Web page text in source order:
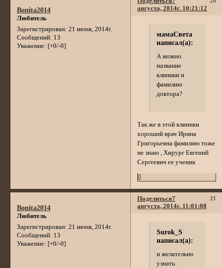
августа, 2014г. 10:21:12
Bonita2014
Любитель
Зарегистрирован: 21 июня, 2014г.
Сообщений: 13
Уважение: [+0/-0]
мамаСвета
написал(а):
А можно
название
клиники и
фамилию
доктора?
Так же в этой клиники
хороший врач Ирина
Григорьевна фамилию тоже
не знаю , Хирург Евгений
Сергеевич ее ученик
0
Поделиться 21
7
августа, 2014г. 11:01:08
Bonita2014
Любитель
Зарегистрирован: 21 июня, 2014г.
Сообщений: 13
Уважение: [+0/-0]
Surok_S
написал(а):
и желательно
узнать: